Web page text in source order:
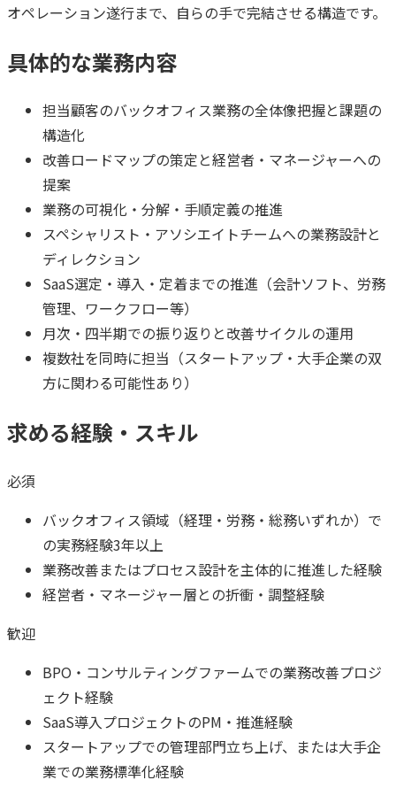
オペレーション遂行まで、自らの手で完結させる構造です。
具体的な業務内容
担当顧客のバックオフィス業務の全体像把握と課題の
構造化
改善ロードマップの策定と経営者・マネージャーへの
提案
業務の可視化・分解・手順定義の推進
スペシャリスト・アソシエイトチームへの業務設計と
ディレクション
SaaS選定・導入・定着までの推進（会計ソフト、労務
管理、ワークフロー等）
月次・四半期での振り返りと改善サイクルの運用
複数社を同時に担当（スタートアップ・大手企業の双
方に関わる可能性あり）
求める経験・スキル
必須
バックオフィス領域（経理・労務・総務いずれか）で
の実務経験3年以上
業務改善またはプロセス設計を主体的に推進した経験
経営者・マネージャー層との折衝・調整経験
歓迎
BPO・コンサルティングファームでの業務改善プロジ
ェクト経験
SaaS導入プロジェクトのPM・推進経験
スタートアップでの管理部門立ち上げ、または大手企
業での業務標準化経験